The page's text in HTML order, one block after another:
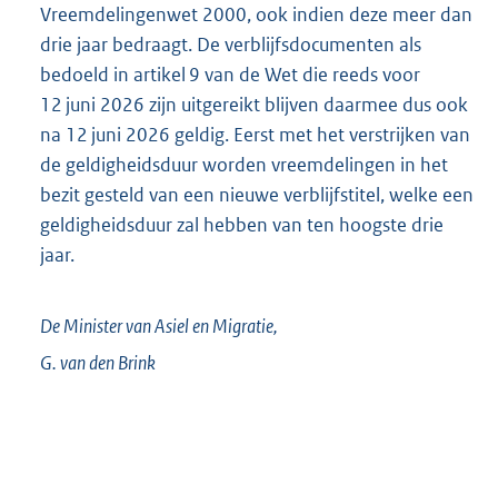
Vreemdelingenwet 2000, ook indien deze meer dan
drie jaar bedraagt. De verblijfsdocumenten als
bedoeld in artikel 9 van de Wet die reeds voor
12 juni 2026 zijn uitgereikt blijven daarmee dus ook
na 12 juni 2026 geldig. Eerst met het verstrijken van
de geldigheidsduur worden vreemdelingen in het
bezit gesteld van een nieuwe verblijfstitel, welke een
geldigheidsduur zal hebben van ten hoogste drie
jaar.
De Minister van Asiel en Migratie,
G. van denBrink